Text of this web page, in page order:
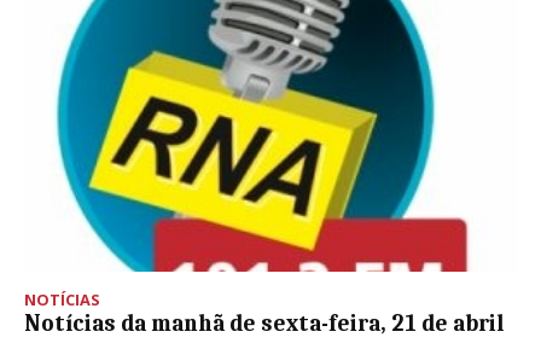
NOTÍCIAS
Notícias da manhã de sexta-feira, 21 de abril